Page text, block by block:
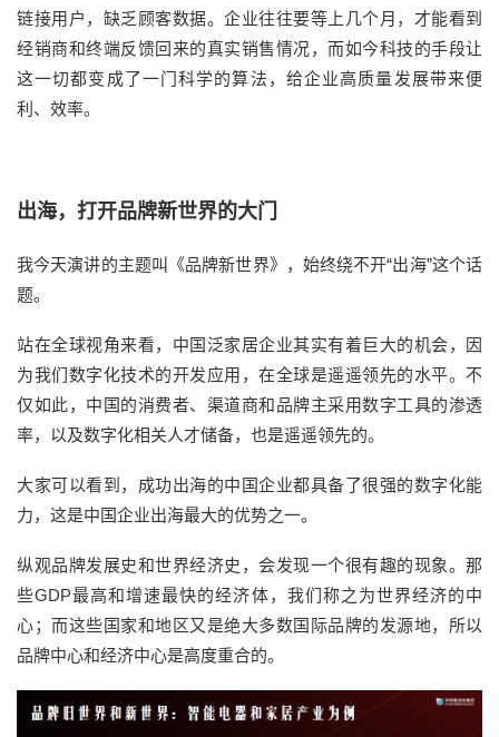
链接用户，缺乏顾客数据。企业往往要等上几个月，才能看到
经销商和终端反馈回来的真实销售情况，而如今科技的手段让
这一切都变成了一门科学的算法，给企业高质量发展带来便
利、效率。
出海，打开品牌新世界的大门
我今天演讲的主题叫《品牌新世界》，始终绕不开“出海”这个话
题。
站在全球视角来看，中国泛家居企业其实有着巨大的机会，因
为我们数字化技术的开发应用，在全球是遥遥领先的水平。不
仅如此，中国的消费者、渠道商和品牌主采用数字工具的渗透
率，以及数字化相关人才储备，也是遥遥领先的。
大家可以看到，成功出海的中国企业都具备了很强的数字化能
力，这是中国企业出海最大的优势之一。
纵观品牌发展史和世界经济史，会发现一个很有趣的现象。那
些GDP最高和增速最快的经济体，我们称之为世界经济的中
心；而这些国家和地区又是绝大多数国际品牌的发源地，所以
品牌中心和经济中心是高度重合的。